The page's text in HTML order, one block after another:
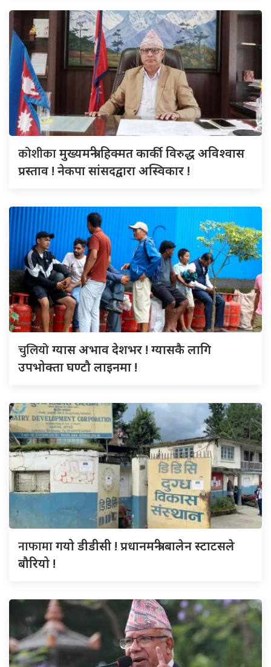
कोशीकामुख्यमन्त्री हिक्मत कार्की विरुद्ध अविश्वास
प्रस्ताव ! नेकपा सांसदद्वारा अस्विकार !
चुलियोग्यास अभाव देशभर ! ग्यासकै लागि
उपभोक्ता घण्टौ लाइनमा !
नाफामागयो डीडीसी ! प्रधानमन्त्री बालेन स्टाटसले
बौरियो !